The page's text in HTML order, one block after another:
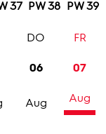
37 PW 38 PW 39
06
Aug
DO
07
Aug
FR